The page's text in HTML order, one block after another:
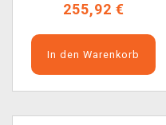
255,92 €
In den Warenkorb